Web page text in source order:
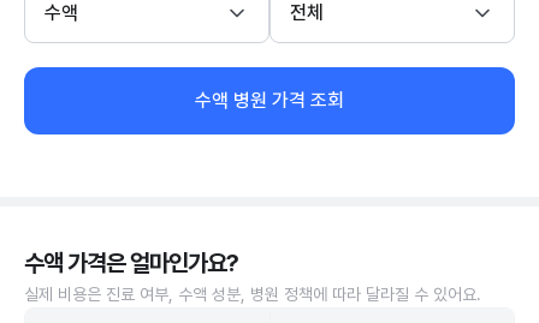
수액 전체
수액 병원 가격 조회
수액 가격은 얼마인가요?
실제 비용은 진료 여부, 수액 성분, 병원 정책에 따라 달라질 수 있어요.